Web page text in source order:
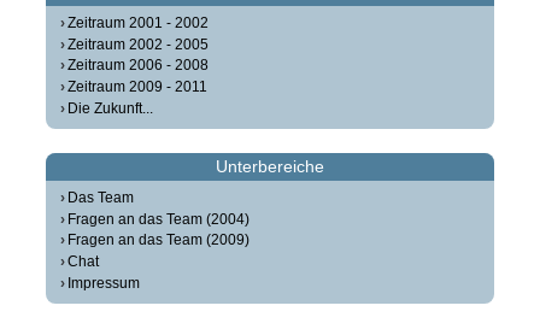
Zeitraum 2001 - 2002
Zeitraum 2002 - 2005
Zeitraum 2006 - 2008
Zeitraum 2009 - 2011
Die Zukunft...
Unterbereiche
Das Team
Fragen an das Team (2004)
Fragen an das Team (2009)
Chat
Impressum